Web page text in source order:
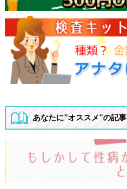
あなたに”オススメ”の記事